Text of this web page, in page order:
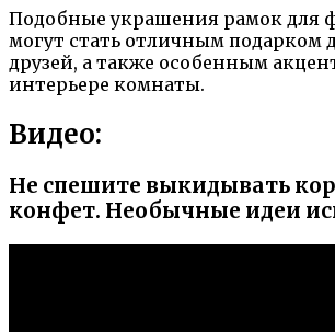
Подобные украшения рамок для
могут стать отличным подарком
друзей, а также особенным
интерьере комнаты.
Видео:
Не спешите выкидывать
конфет. Необычные идеи